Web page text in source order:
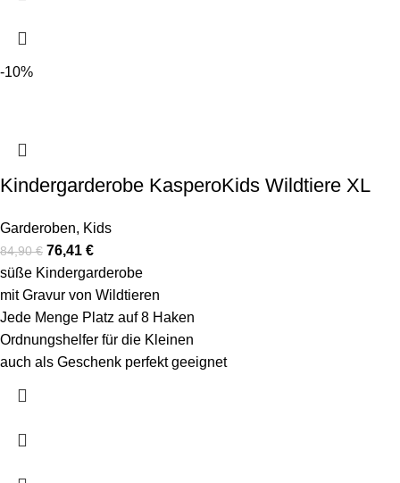
-10%
Kindergarderobe KasperoKids Wildtiere XL
Garderoben, Kids
84,90€ 76,41 €
süße Kindergarderobe
mit Gravur von Wildtieren
Jede Menge Platz auf 8 Haken
Ordnungshelfer für die Kleinen
auch als Geschenk perfekt geeignet